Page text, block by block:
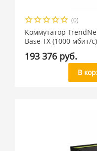
(0)
Коммутатор
Base-TX (1000 мбит/
193 376 руб.
В